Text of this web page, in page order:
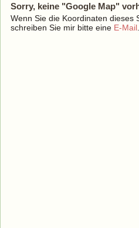
Sorry, keine "Google Map"
Wenn Sie die Koordinaten dieses
schreiben Sie mir bitte eine E-Mail